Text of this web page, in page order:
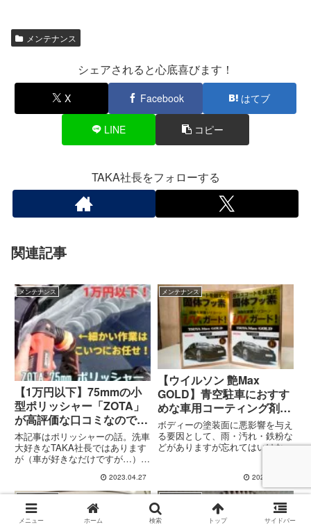
メンテナンス
シェアされると心底喜びます！
X Facebook はてブ
LINE コピー
TAKA社長をフォローする
関連記事
メンテナンス
【1万円以下】75mmの小
型ポリッシャー「ZOTA」
が高評価な口コミなので購
入！
本記事はポリッシャーの話。洗車
大好きなTAKA社長ではあります
が（車が好きなだけですが…）、
ったのでまともなポリッシャーを
持っていませんでした。ポリッシ
ャーを使わない理由としては「所
有している車が比較的新しい」...
2023.04.27
メンテナンス
【ウイルソン 艶Max
GOLD】青空駐車におすす
めな車用コーティング剤を
施工してみた
ボディーの塗装面に悪影響を与え
る要因として、雨・汚れ・鉄粉な
どがありますが忘れてはいけない
しまい、色あせや表面のクリア層
の劣化の原因となります。駐車場
に屋根が付いているのであれば
ま...
2022.07.06
メンテナンス メンテナンス
メニュー ホーム 検索 トップ サイドバー